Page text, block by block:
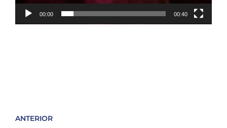
00:00 00:40
ANTERIOR